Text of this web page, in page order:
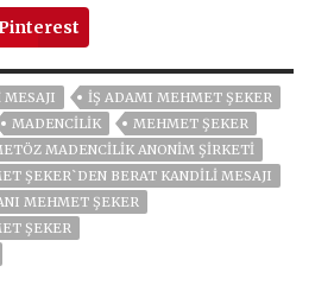
MESAJI
IŞ ADAMI MEHMET ŞEKER
MADENCİLİK
MEHMET ŞEKER
MADENCILIK ANONIM ŞIRKETI
ŞEKER`DEN BERAT KANDİLİ MESAJI
MEHMET ŞEKER
ŞEKER